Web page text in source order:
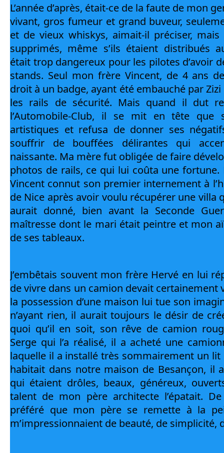
L’année d’après, était-ce de la faute de mon
vivant, gros fumeur et grand buveur,
et de vieux whiskys, aimait-il préciser,
supprimés, même s’ils étaient distribués
était trop dangereux pour les pilotes d’avoir
stands. Seul mon frère Vincent, de 4 ans
droit à un badge, ayant été embauché par
les rails de sécurité. Mais quand il dut
l’Automobile-Club, il se mit en tête que
artistiques et refusa de donner ses
souffrir de bouffées délirantes qui
naissante. Ma mère fut obligée de faire
photos de rails, ce qui lui coûta une fortune.
Vincent connut son premier internement à
de Nice après avoir voulu récupérer une villa
aurait donné, bien avant la Seconde
maîtresse dont le mari était peintre et mon
de ses tableaux.
J’embêtais souvent mon frère Hervé en lui
de vivre dans un camion devait certainement
la possession d’une maison lui tue son
n’ayant rien, il aurait toujours le désir de
quoi qu’il en soit, son rêve de camion
Serge qui l’a réalisé, il a acheté une
laquelle il a installé très sommairement un lit
habitait dans notre maison de Besançon, il
qui étaient drôles, beaux, généreux,
talent de mon père architecte l’épatait.
préféré que mon père se remette à la
m’impressionnaient de beauté, de simplicité,